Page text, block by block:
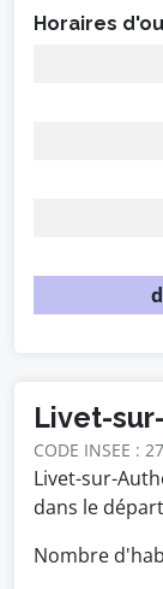
Horaires
Livet-
CODE INSEE :
Livet-sur-
dans le
Nombre